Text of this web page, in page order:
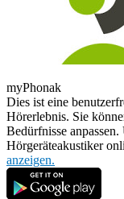
myPhonak
Dies ist eine
Hörerlebnis. Sie
Bedürfnisse
Hörgeräteakustiker
anzeigen.